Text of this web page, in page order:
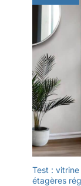
Test :
étagères